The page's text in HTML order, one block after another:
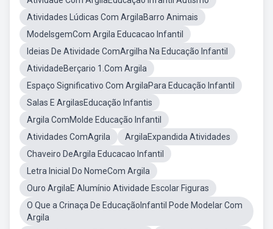
Atividades Lúdicas Com ArgilaBarro Animais
ModelsgemCom Argila Educacao Infantil
Ideias De Atividade ComArgilha Na Educação Infantil
AtividadeBerçario 1.Com Argila
Espaço Significativo Com ArgilaPara Educação Infantil
Salas E ArgilasEducação Infantis
Argila ComMolde Educação Infantil
Atividades ComAgrila
ArgilaExpandida Atividades
Chaveiro DeArgila Educacao Infantil
Letra Inicial Do NomeCom Argila
Ouro ArgilaE Alumínio Atividade Escolar Figuras
O Que a Crinaça De EducaçãoInfantil Pode Modelar Com
Argila